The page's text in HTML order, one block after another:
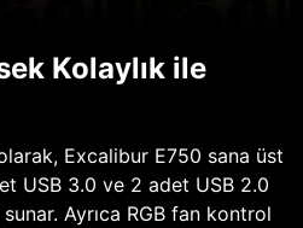
Kolaylık ile
Excalibur E750 sana üst
USB 3.0 ve 2 adet USB 2.0
Ayrıca RGB fan kontrol